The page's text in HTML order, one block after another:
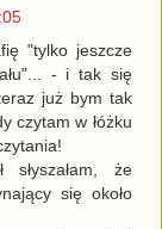
"tylko jeszcze
- i tak się
już bym tak
czytam w łóżku
że
się około